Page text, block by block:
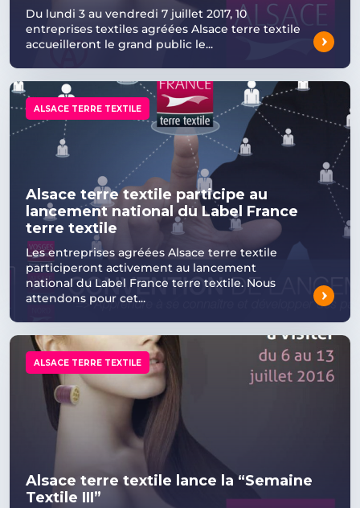
Du lundi 3 au vendredi 7 juillet 2017, 10
entreprises textiles agréées Alsace terre textile
accueilleront le grand public le...
ALSACE TERRE TEXTILE
Alsace terre textile participe au
lancement national du Label France
terre textile
Les entreprises agréées Alsace terre textile
participeront activement au lancement
national du Label France terre textile. Nous
attendons pour cet...
ALSACE TERRE TEXTILE
Alsace terre textile lance la “Semaine
Textile III”